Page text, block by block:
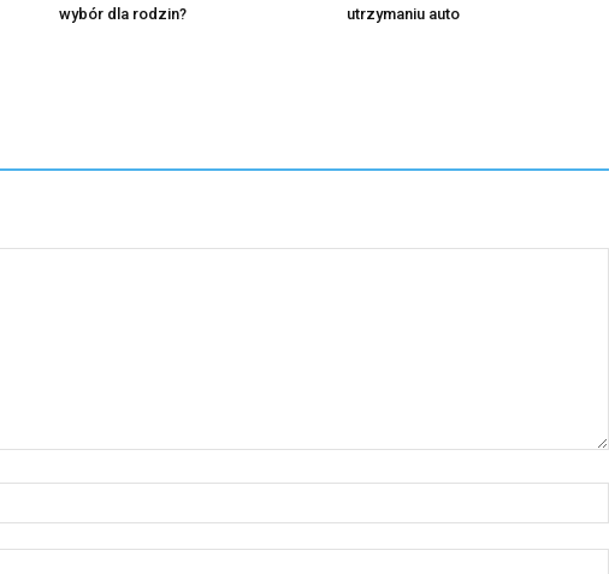
wybór dla rodzin?
utrzymaniu auto